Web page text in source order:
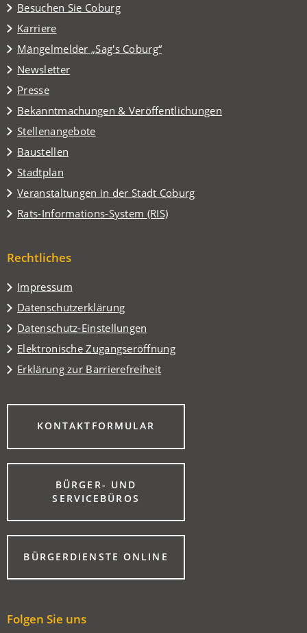
Besuchen Sie Coburg
(Öffnet
in
einem
neuen
Tab)
Karriere
Mängelmelder „Sag's Coburg“
(Öffnet
in
einem
neuen
Tab)
Newsletter
Presse
Bekanntmachungen & Veröffentlichungen
Stellenangebote
Baustellen
Stadtplan
(Öffnet
in
einem
neuen
Veranstaltungen in der Stadt Coburg
(Öffnet
in
einem
Tab)
Rats-Informations-System (RIS)
(Öffnet
neuen
Rechtliches
Impressum
Datenschutzerklärung
Datenschutz-Einstellungen
Elektronische Zugangseröffnung
Erklärung zur Barrierefreiheit
KONTAKTFORMULAR
(ÖFFNET
EINEM
NEUEN
BÜRGER- UND
SERVICEBÜROS
(ÖFFNET
EINEM
NEUEN
TAB)BÜRGERDIENSTE ONLINE
(ÖFFNET
EINEM
Folgen Sie uns